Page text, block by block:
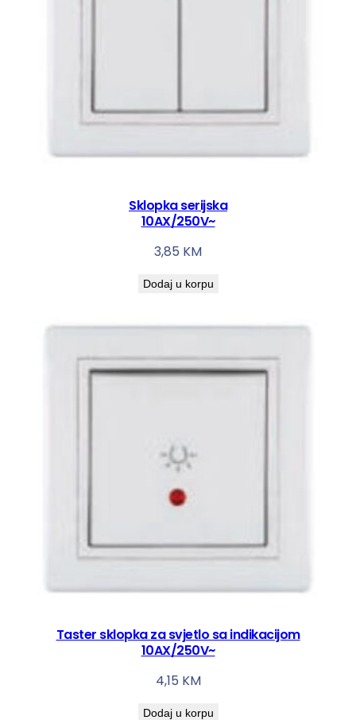
Sklopka serijska
10AX/250V~
3,85 KM
Dodaj u korpu
Taster sklopka za svjetlo sa indikacijom
10AX/250V~
4,15 KM
Dodaj u korpu